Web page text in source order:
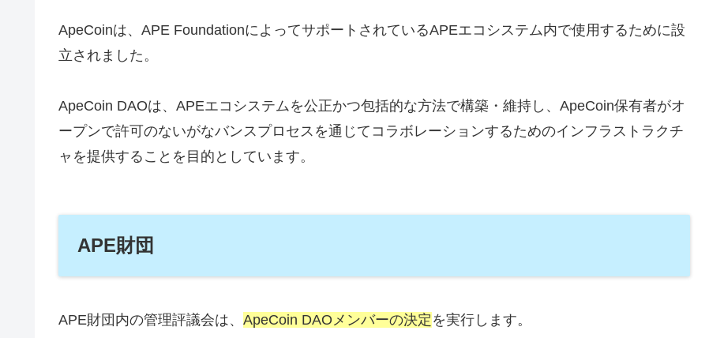
ApeCoinは、APE FoundationによってサポートされているAPEエコシステム内で使用するために設
立されました。
ApeCoin DAOは、APEエコシステムを公正かつ包括的な方法で構築・維持し、ApeCoin保有者がオ
ープンで許可のないがなバンスプロセスを通じてコラボレーションするためのインフラストラクチ
ャを提供することを目的としています。
APE財団
APE財団内の管理評議会は、 ApeCoin DAOメンバーの決定 を実行します。